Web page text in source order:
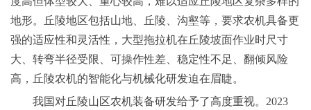
地形。丘陵地区包括山地、丘陵、沟壑等，要求农机具备更
强的适应性和灵活性，大型拖拉机在丘陵坡面作业时尺寸
大、转弯半径受限、可操作性差、稳定性不足、翻倾风险
高，丘陵农机的智能化与机械化研发迫在眉睫。
我国对丘陵山区农机装备研发给予了高度重视。2023